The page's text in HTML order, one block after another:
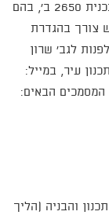
בבקשות לתיקי מידע במבנים לשימור מתוקף תכנית 2650 ב', בהם
יש צורך בהגדרת
לגב' שרון
עיר, במייל:
המסמכים הבאים:
התכנון והבניה (הליך